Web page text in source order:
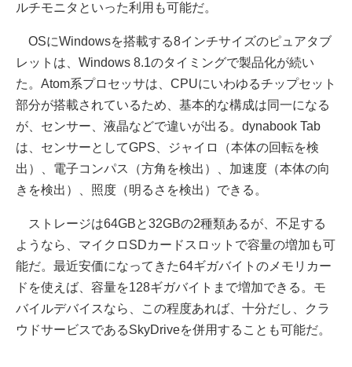
ルチモニタといった利用も可能だ。
OSにWindowsを搭載する8インチサイズのピュアタブ
レットは、Windows 8.1のタイミングで製品化が続い
た。Atom系プロセッサは、CPUにいわゆるチップセット
部分が搭載されているため、基本的な構成は同一になる
が、センサー、液晶などで違いが出る。dynabook Tab
は、センサーとしてGPS、ジャイロ（本体の回転を検
出）、電子コンパス（方角を検出）、加速度（本体の向
きを検出）、照度（明るさを検出）できる。
ストレージは64GBと32GBの2種類あるが、不足する
ようなら、マイクロSDカードスロットで容量の増加も可
能だ。最近安価になってきた64ギガバイトのメモリカー
ドを使えば、容量を128ギガバイトまで増加できる。モ
バイルデバイスなら、この程度あれば、十分だし、クラ
ウドサービスであるSkyDriveを併用することも可能だ。